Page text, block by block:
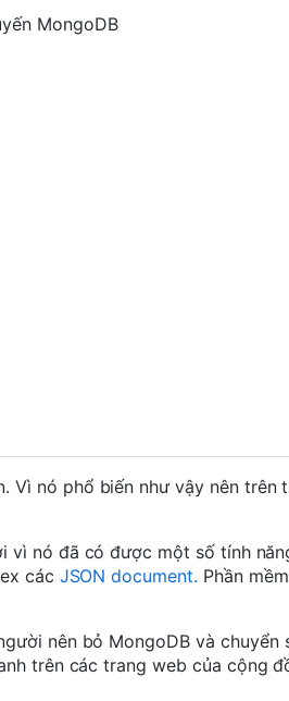
Vì nó phổ biến như vậy nên trên
vì nó đã có được một số tính
các JSON document. Phần
nên bỏ MongoDB và chuyển
trên các trang web của cộng